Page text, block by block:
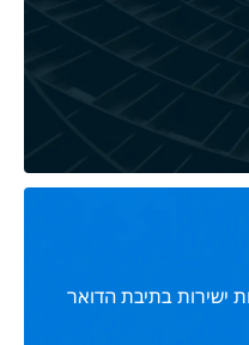
ישירות בתיבת הדואר